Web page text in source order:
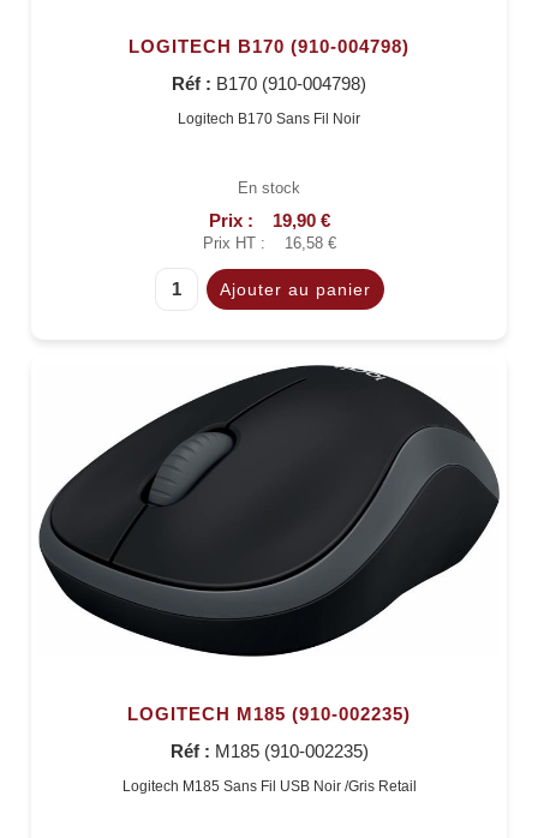
LOGITECH B170 (910-004798)
Réf : B170 (910-004798)
Logitech B170 Sans Fil Noir
En stock
Prix : 19,90 €
Prix HT : 16,58 €
LOGITECH M185 (910-002235)
Réf : M185 (910-002235)
Logitech M185 Sans Fil USB Noir /Gris Retail